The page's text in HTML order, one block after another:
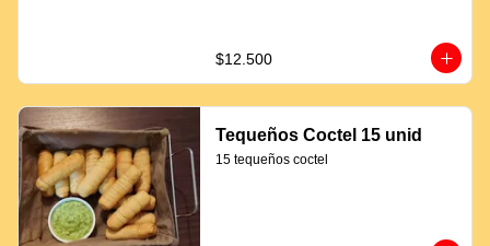
$12.500
Tequeños Coctel 15 unid
15 tequeños coctel